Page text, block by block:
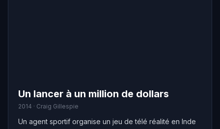
Un lancer à un million de dollars
2014 · Craig Gillespie
Un agent sportif organise un jeu de télé réalité en Inde